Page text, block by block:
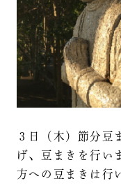
３日（木）節分豆
げ、豆まきを行い
方への豆まきは行